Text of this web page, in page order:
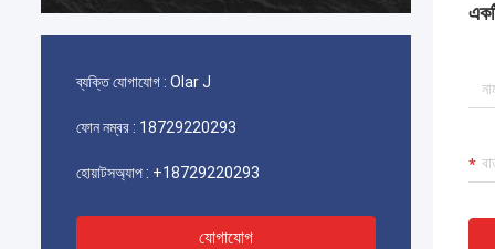
ব্যক্তি যোগাযোগ : Olar J
ফোন নম্বর : 18729220293
হোয়াটসঅ্যাপ : +18729220293
যোগাযোগ